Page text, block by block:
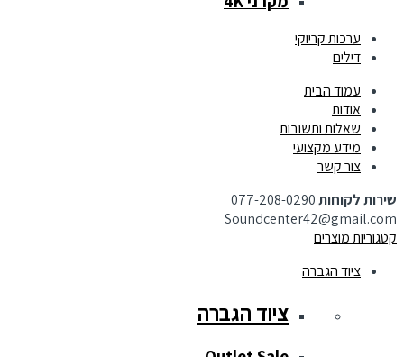
ערכות קריוקי
דילים
עמוד הבית
אודות
שאלות ותשובות
מידע מקצועי
צור קשר
שירות לקוחות077-208-0290
Soundcenter42@gmail.com
קטגוריות מוצרים
ציוד הגברה
ציוד הגברה